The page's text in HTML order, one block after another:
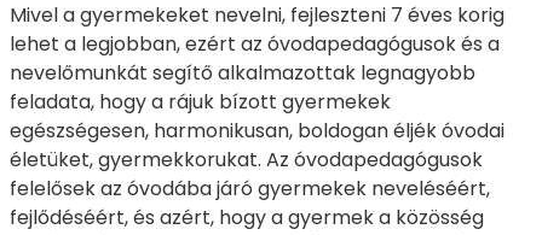
Mivel a gyermekeket nevelni, fejleszteni 7 éves korig
lehet a legjobban, ezért az óvodapedagógusok és a
nevelőmunkát segítő alkalmazottak legnagyobb
feladata, hogy a rájuk bízott gyermekek
egészségesen, harmonikusan, boldogan éljék óvodai
életüket, gyermekkorukat. Az óvodapedagógusok
felelősek az óvodába járó gyermekek neveléséért,
fejlődéséért, és azért, hogy a gyermek a közösség